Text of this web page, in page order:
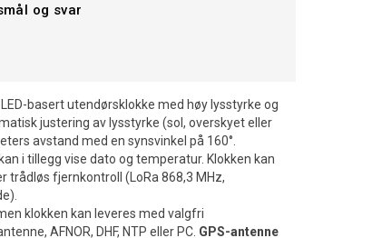
og svar
basert utendørsklokke med høy lysstyrke og
justering av lysstyrke (sol, overskyet eller
avstand med en synsvinkel på 160°.
i tillegg vise dato og temperatur. Klokken kan
trådløs fjernkontroll (LoRa 868,3 MHz,
klokken kan leveres med valgfri
AFNOR, DHF, NTP eller PC. GPS-antenne